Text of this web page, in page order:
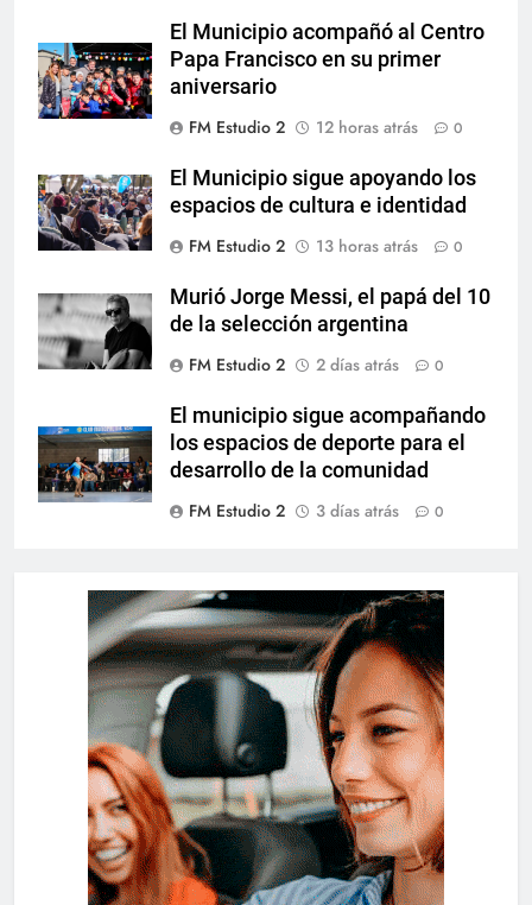
El Municipio acompañó al Centro
Papa Francisco en su primer
aniversario
FM Estudio 2
12 horas atrás 0
El Municipio sigue apoyando los
espacios de cultura e identidad
FM Estudio 2
13 horas atrás 0
Murió Jorge Messi, el papá del 10
de la selección argentina
FM Estudio 2
2 días atrás 0
El municipio sigue acompañando
los espacios de deporte para el
desarrollo de la comunidad
FM Estudio 2
3 días atrás 0